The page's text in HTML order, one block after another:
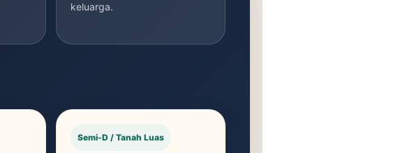
keluarga.
Semi-D / Tanah Luas